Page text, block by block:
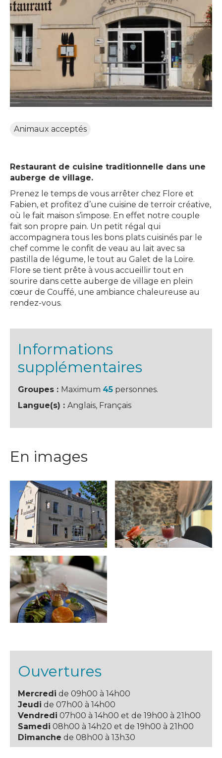
Animaux acceptés
Restaurant de cuisine traditionnelle dans une
auberge de village.
Prenez le temps de vous arrêter chez Flore et
Fabien, et profitez d’une cuisine de terroir créative,
où le fait maison s’impose. En effet notre couple
fait son propre pain. Un petit régal qui
accompagnera tous les bons plats cuisinés par le
chef comme le confit de veau au lait avec sa
pastilla de légume, le tout au Galet de la Loire.
Flore se tient prête à vous accueillir tout en
sourire dans cette auberge de village en plein
cœur de Couffé, une ambiance chaleureuse au
rendez-vous.
Informations
supplémentaires
Groupes : Maximum 45 personnes.
Langue(s) : Anglais, Français
En images
Ouvertures
Mercredi de 09h00 à 14h00
Jeudi de 07h00 à 14h00
Vendredi 07h00 à 14h00 et de 19h00 à 21h00
Samedi 08h00 à 14h20 et de 19h00 à 21h00
Dimanche de 08h00 à 13h30